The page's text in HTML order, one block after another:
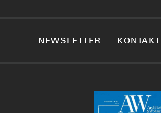
NEWSLETTER KONTAKT